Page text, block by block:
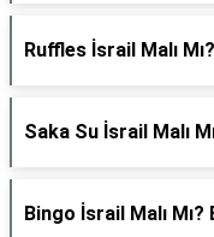
Ruffles İsrail Malı
Saka Su İsrail Malı
Bingo İsrail Malı